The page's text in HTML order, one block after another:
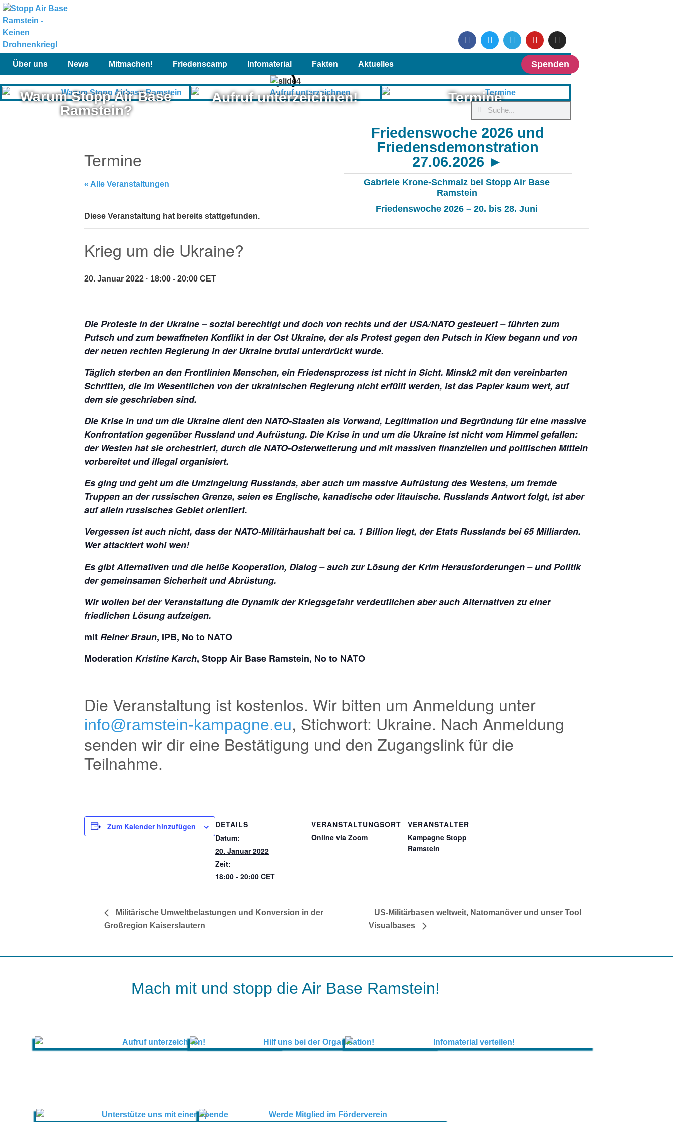
Spenden
Über uns News Mitmachen! Friedenscamp Infomaterial Fakten Aktuelles
Friedenswoche 2026 und
Friedensdemonstration
27.06.2026 ►
Gabriele Krone-Schmalz bei Stopp Air Base
Ramstein
Friedenswoche 2026 – 20. bis 28. Juni
Warum Stopp Air Base
Ramstein?
Aufruf unterzeichnen! Termine
Termine
« Alle Veranstaltungen
Diese Veranstaltung hat bereits stattgefunden.
Krieg um die Ukraine?
20. Januar 2022 · 18:00 - 20:00 CET
Die Proteste in der Ukraine – sozial berechtigt und doch von rechts und der USA/NATO gesteuert – führten zum
Putsch und zum bewaffneten Konflikt in der Ost Ukraine, der als Protest gegen den Putsch in Kiew begann und von
der neuen rechten Regierung in der Ukraine brutal unterdrückt wurde.
Täglich sterben an den Frontlinien Menschen, ein Friedensprozess ist nicht in Sicht. Minsk2 mit den vereinbarten
Schritten, die im Wesentlichen von der ukrainischen Regierung nicht erfüllt werden, ist das Papier kaum wert, auf
dem sie geschrieben sind.
Die Krise in und um die Ukraine dient den NATO-Staaten als Vorwand, Legitimation und Begründung für eine massive
Konfrontation gegenüber Russland und Aufrüstung. Die Krise in und um die Ukraine ist nicht vom Himmel gefallen:
der Westen hat sie orchestriert, durch die NATO-Osterweiterung und mit massiven finanziellen und politischen Mitteln
vorbereitet und illegal organisiert.
Es ging und geht um die Umzingelung Russlands, aber auch um massive Aufrüstung des Westens, um fremde
Truppen an der russischen Grenze, seien es Englische, kanadische oder litauische. Russlands Antwort folgt, ist aber
auf allein russisches Gebiet orientiert.
Vergessen ist auch nicht, dass der NATO-Militärhaushalt bei ca. 1 Billion liegt, der Etats Russlands bei 65 Milliarden.
Wer attackiert wohl wen!
Es gibt Alternativen und die heiße Kooperation, Dialog – auch zur Lösung der Krim Herausforderungen – und Politik
der gemeinsamen Sicherheit und Abrüstung.
Wir wollen bei der Veranstaltung die Dynamik der Kriegsgefahr verdeutlichen aber auch Alternativen zu einer
friedlichen Lösung aufzeigen.
mitReiner Braun, IPB, No to NATO
Moderation Kristine Karch, Stopp Air Base Ramstein, No to NATO
Die Veranstaltung ist kostenlos. Wir bitten um Anmeldung unter
info@ramstein-kampagne.eu, Stichwort: Ukraine. Nach Anmeldung
senden wir dir eine Bestätigung und den Zugangslink für die
Teilnahme.
Zum Kalender hinzufügen
DETAILS
Datum:
20. Januar 2022
Zeit:
18:00 - 20:00 CET
VERANSTALTUNGSORT
Online via Zoom
VERANSTALTER
Kampagne Stopp
Ramstein
Militärische Umweltbelastungen und Konversion in der
Großregion Kaiserslautern
US-Militärbasen weltweit, Natomanöver und unser Tool
Visualbases
Mach mit und stopp die Air Base Ramstein!